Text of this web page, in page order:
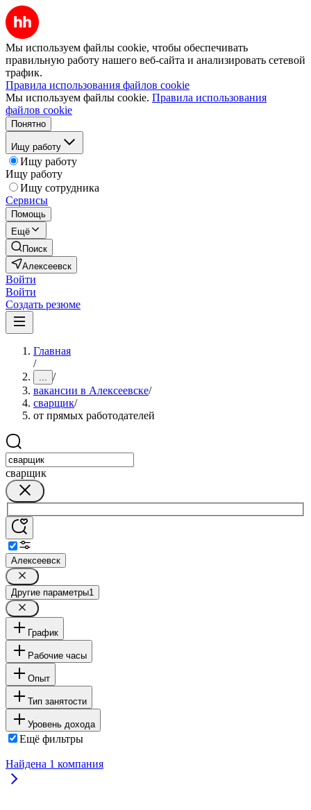
Мы используем файлы cookie, чтобы обеспечивать
правильную работу нашего веб-сайта и анализировать сетевой
трафик.
Правила использования файлов cookie
Мы используем файлы cookie. Правила использования
файлов cookie
Понятно
Ищу работу
Ищу работу
Ищу работу
Ищу сотрудника
Сервисы
Помощь
Ещё
Поиск
Алексеевск
Войти
Войти
Создать резюме
Главная
/
... /
вакансии в Алексеевске/
сварщик/
от прямых работодателей
сварщик
Алексеевск
Другие параметры1
График
Рабочие часы
Опыт
Тип занятости
Уровень дохода
Ещё фильтры
Найдена 1 компания